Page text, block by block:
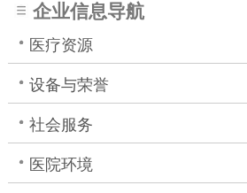
企业信息导航
医疗资源
设备与荣誉
社会服务
医院环境